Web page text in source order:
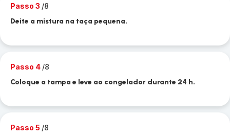
Passo 3 /8
Deite a mistura na taça pequena.
Passo 4 /8
Coloque a tampa e leve ao congelador durante 24 h.
Passo 5 /8